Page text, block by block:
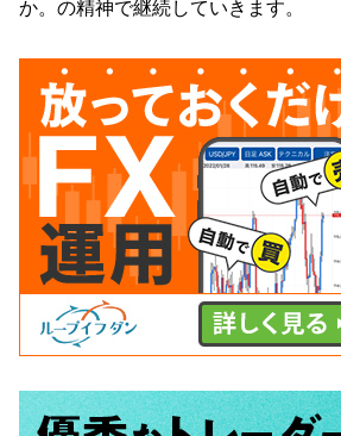
か。の精神で継続していきます。